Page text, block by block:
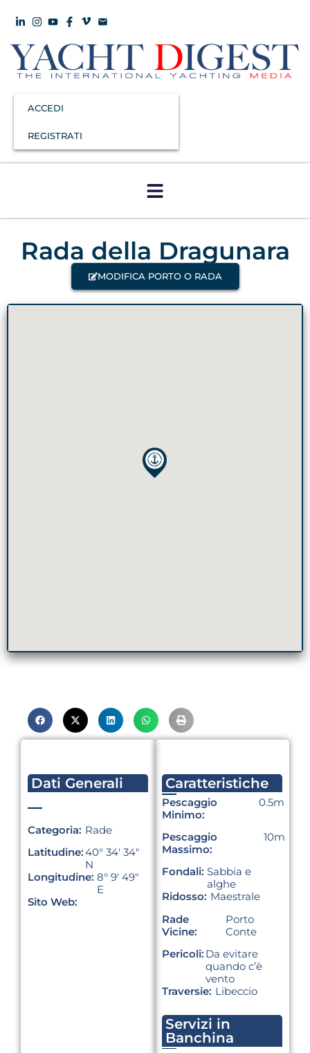
ACCEDI
REGISTRATI
Rada della Dragunara
MODIFICA PORTO O RADA
Dati Generali
Categoria: Rade
Latitudine:40° 34′ 34″
N
Longitudine: 8° 9′ 49″
E
Sito Web:
Caratteristiche
Pescaggio
Minimo:
0.5m
Pescaggio
Massimo:
10m
Fondali: Sabbia e
alghe
Ridosso: Maestrale
Rade
Vicine:
Porto
Conte
Pericoli: Da evitare
quando c’è
vento
Traversie: Libeccio
Servizi in
Banchina